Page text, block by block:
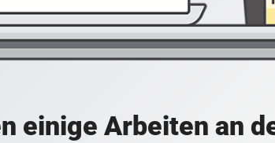
einige Arbeiten an